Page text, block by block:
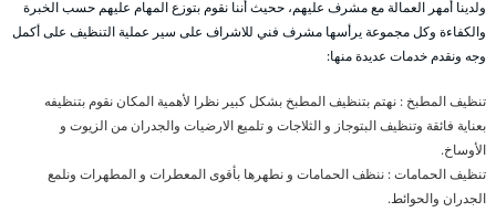
ولدينا أمهر العمالة مع مشرف عليهم، ححيث أننا نقوم بتوزع المهام عليهم حسب الخبرة
والكفاءة وكل مجموعة يرأسها مشرف فني للاشراف على سير عملية التنظيف على أكمل
وجه ونقدم خدمات عديدة منها:
تنظيف المطبخ : نهتم بتنظيف المطبخ بشكل كبير نظرا لأهمية المكان نقوم بتنظيفه
بعناية فائقة وتنظيف البتوجاز و الثلاجات و تلميع الارضيات والجدران من الزيوت و
الأوساخ.
تنظيف الحمامات : ننظف الحمامات و نطهرها بأقوى المعطرات و المطهرات ونلمع
الجدران والحوائط.